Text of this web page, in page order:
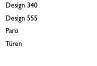
Design 340
Design 555
Paro
Türen